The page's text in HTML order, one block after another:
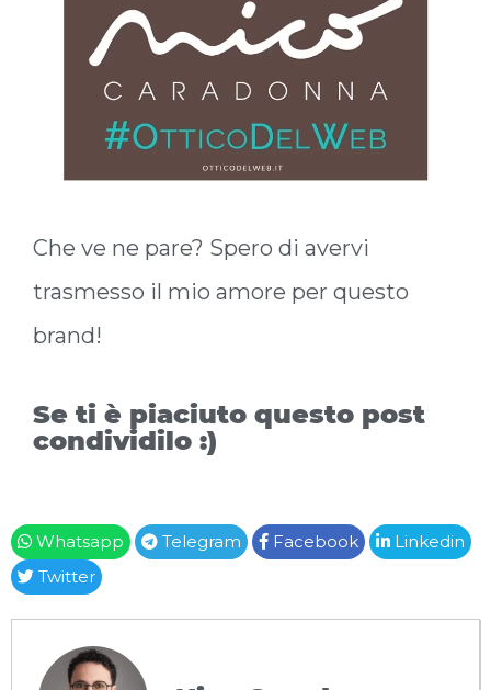
Che ve ne pare? Spero di avervi
trasmesso il mio amore per questo
brand!
Se ti è piaciuto questo post
condividilo :)
Whatsapp Telegram Facebook
Linkedin
Twitter